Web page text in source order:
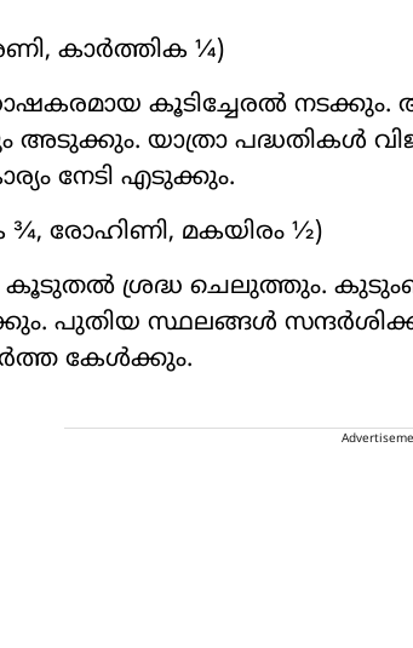
കാർത്തിക ¼)
കൂടിച്ചേരൽ
അടുക്കും. യാത്രാ പദ്ധതികൾ
നേടി എടുക്കും.
¾, രോഹിണി, മകയിരം ½)
കൂടുതൽ ശ്രദ്ധ ചെലുത്തും.
പുതിയ സ്ഥലങ്ങൾ
കേൾക്കും.